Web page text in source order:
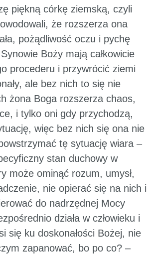
piękną córkę ziemską, czyli
że rozszerza ona
pożądliwość oczu i pychę
Boży mają całkowicie
procederu i przywrócić ziemi
ale bez nich to się nie
żona Boga rozszerza chaos,
i tylko oni gdy przychodzą,
więc bez nich się ona nie
tę sytuację wiara –
stan duchowy w
może ominąć rozum, umysł,
nie opierać się na nich i
do nadrzędnej Mocy
działa w człowieku i
się ku doskonałości Bożej, nie
zapanować, bo po co? –